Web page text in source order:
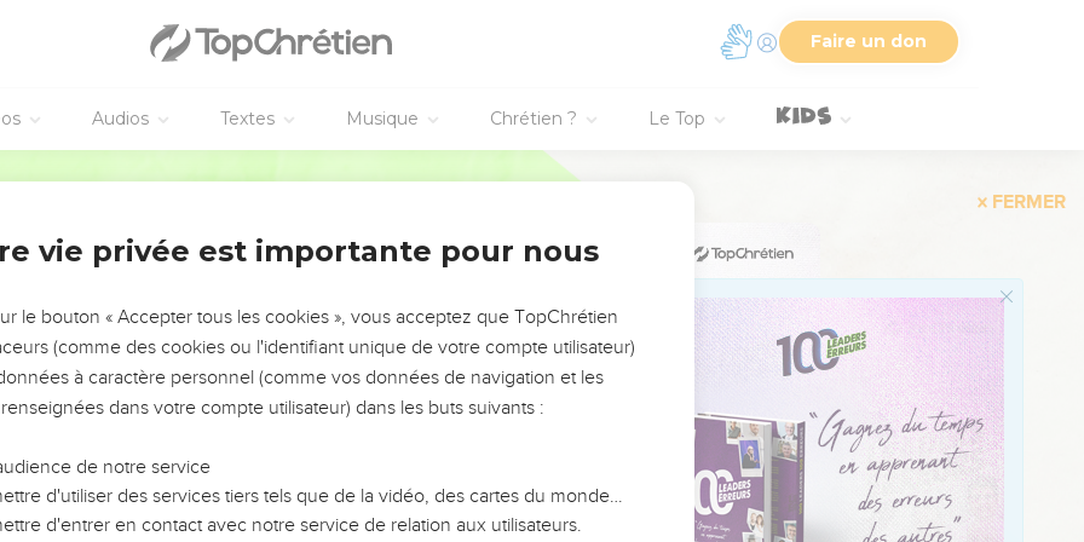
Faire un don
Audios Textes Musique Chrétien ? Le Top
reproches...Joseph pense aux récriminations qu'ils pourraient s'adresser
ils n'avaient rien à redouter en route.
premier mouvement de joie est subitement arrêté par le sentiment poignant que cela
défaillance.
les fils de Jacob de devoir dévoiler eux-mêmes à leur père leur mensonge précédent à
; Joseph vit ; ma décision est prise !
vie privée est importante pour nous
le bouton « Accepter tous les cookies », vous acceptez que TopChrétien
(comme des cookies ou l'identifiant unique de votre compte utilisateur)
à caractère personnel (comme vos données de navigation et les
dans votre compte utilisateur) dans les buts suivants :
de notre service
d'utiliser des services tiers tels que de la vidéo, des cartes du monde…
d'entrer en contact avec notre service de relation aux utilisateurs.